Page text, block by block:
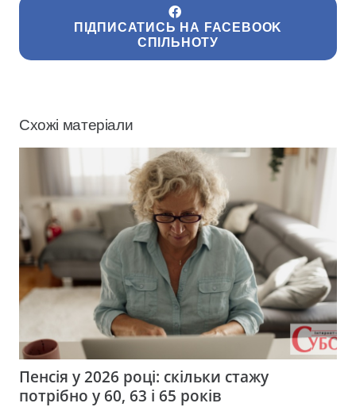
ПІДПИСАТИСЬ НА FACEBOOK
СПІЛЬНОТУ
Схожі матеріали
Пенсія у 2026 році: скільки стажу
потрібно у 60, 63 і 65 років